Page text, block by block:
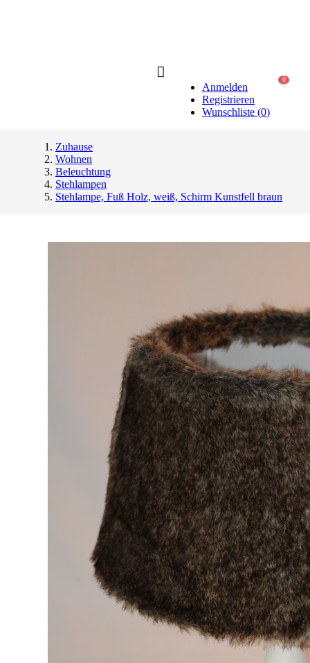
Anmelden
Registrieren
Wunschliste (0)
0
Zuhause
Wohnen
Beleuchtung
Stehlampen
Stehlampe, Fuß Holz, weiß, Schirm Kunstfell braun